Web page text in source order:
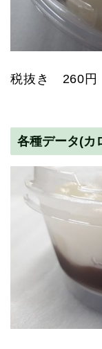
税抜き 260
各種データ(